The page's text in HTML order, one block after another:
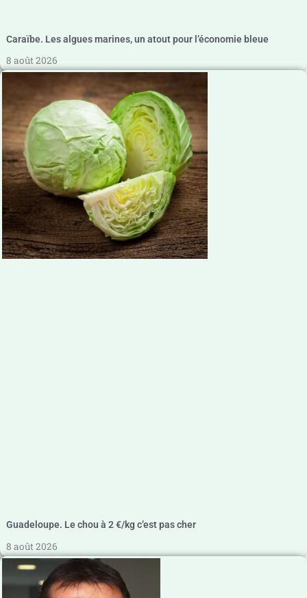
Caraïbe. Les algues marines, un atout pour l’économie bleue
8 août 2026
Guadeloupe. Le chou à 2 €/kg c’est pas cher
8 août 2026